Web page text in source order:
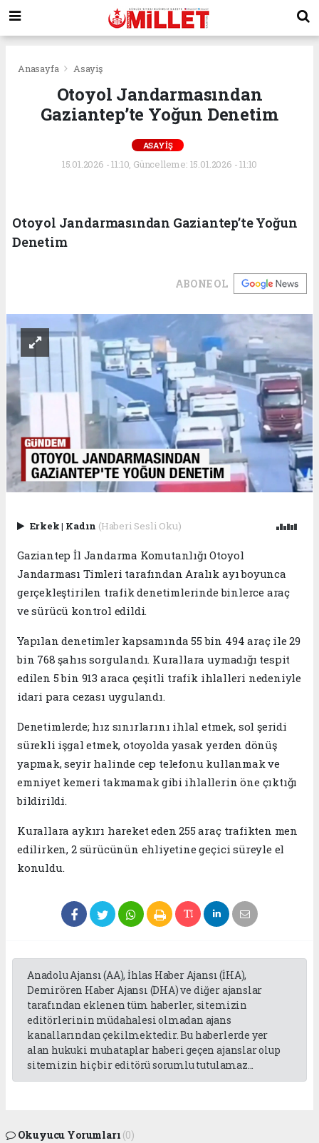
Anasayfa Asayiş
Otoyol Jandarmasından
Gaziantep’te Yoğun Denetim
ASAYIŞ
15.01.2026 - 11:10, Güncelleme: 15.01.2026 - 11:10
Otoyol Jandarmasından Gaziantep’te Yoğun
Denetim
ABONE OL
Erkek| Kadın (Haberi Sesli Oku)
Gaziantep İl Jandarma Komutanlığı Otoyol
Jandarması Timleri tarafından Aralık ayı boyunca
gerçekleştirilen trafik denetimlerinde binlerce araç
ve sürücü kontrol edildi.
Yapılan denetimler kapsamında 55 bin 494 araç ile 29
bin 768 şahıs sorgulandı. Kurallara uymadığı tespit
edilen 5 bin 913 araca çeşitli trafik ihlalleri nedeniyle
idari para cezası uygulandı.
Denetimlerde; hız sınırlarını ihlal etmek, sol şeridi
sürekli işgal etmek, otoyolda yasak yerden dönüş
yapmak, seyir halinde cep telefonu kullanmak ve
emniyet kemeri takmamak gibi ihlallerin öne çıktığı
bildirildi.
Kurallara aykırı hareket eden 255 araç trafikten men
edilirken, 2 sürücünün ehliyetine geçici süreyle el
konuldu.
Anadolu Ajansı (AA), İhlas Haber Ajansı (İHA),
Demirören Haber Ajansı (DHA) ve diğer ajanslar
tarafından eklenen tüm haberler, sitemizin
editörlerinin müdahalesi olmadan ajans
kanallarından çekilmektedir. Bu haberlerde yer
alan hukuki muhataplar haberi geçen ajanslar olup
sitemizin hiç bir editörü sorumlu tutulamaz...
Okuyucu Yorumları (0)